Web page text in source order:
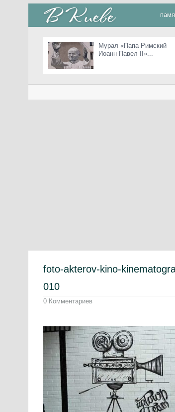
Мурал «Папа Римский
Иоанн Павел II»...
foto-akterov-kino-
010
0 Комментариев